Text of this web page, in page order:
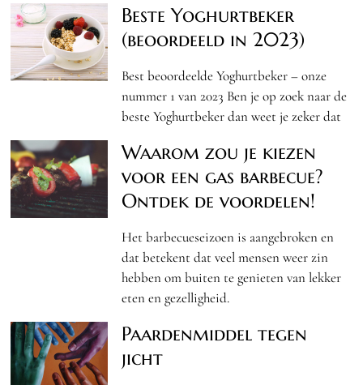
Beste Yoghurtbeker
(beoordeeld in 2023)
Best beoordeelde Yoghurtbeker – onze
nummer 1 van 2023 Ben je op zoek naar de
beste Yoghurtbeker dan weet je zeker dat
Waarom zou je kiezen
voor een gas barbecue?
Ontdek de voordelen!
Het barbecueseizoen is aangebroken en
dat betekent dat veel mensen weer zin
hebben om buiten te genieten van lekker
eten en gezelligheid.
Paardenmiddel tegen
jicht